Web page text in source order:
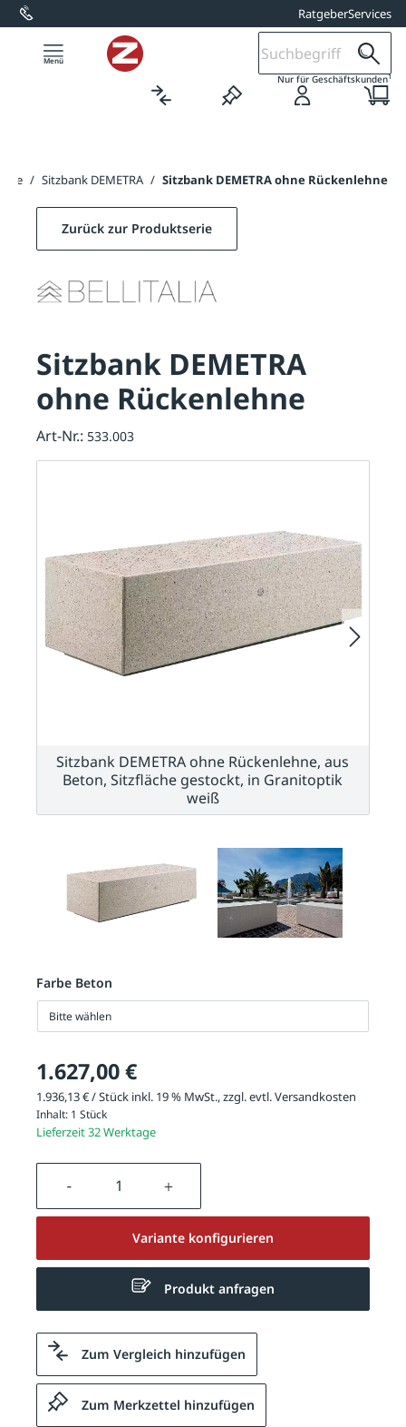
springen RatgeberServices
Nur für Geschäftskunden1
/ Sitzbank DEMETRA / Sitzbank DEMETRA ohne Rückenlehne
Farbe Beton
Bitte wählen
1.627,00 €
1.936,13 € / Stück inkl. 19 % MwSt., zzgl. evtl.Versandkosten
Inhalt: 1 Stück
Lieferzeit 32 Werktage
Produkt Anzahl: Gib den
Variante konfigurieren
Produkt anfragen
Zum Vergleich hinzufügen
Zum Merkzettel hinzufügen
Zurück zur Produktserie
Sitzbank DEMETRA
ohne Rückenlehne
Art-Nr.: 533.003
Sitzbank DEMETRA ohne Rückenlehne, aus
Beton, Sitzfläche gestockt, in Granitoptik
weiß